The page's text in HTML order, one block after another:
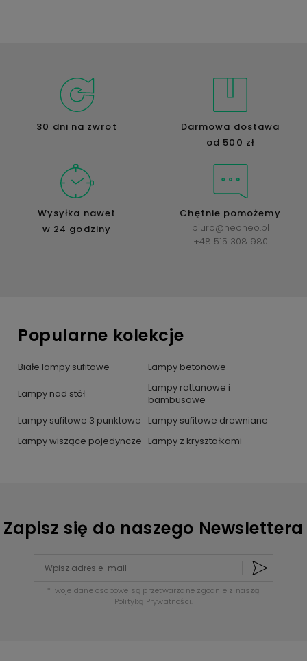
30 dni na zwrot
Darmowa dostawa
od 500 zł
Wysyłka nawet
w 24 godziny
Chętnie pomożemy
biuro@neoneo.pl
+48 515 308 980
Popularne kolekcje
Białe lampy sufitowe Lampy betonowe
Lampy nad stół
Lampy rattanowe i
bambusowe
Lampy sufitowe 3 punktowe
Lampy sufitowe drewniane
Lampy wiszące pojedyncze Lampy z kryształkami
Zapisz się do naszego Newslettera
*Twoje dane osobowe są przetwarzane zgodnie z naszą
Polityką Prywatności.